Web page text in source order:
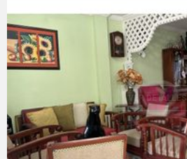
VER DETALLES